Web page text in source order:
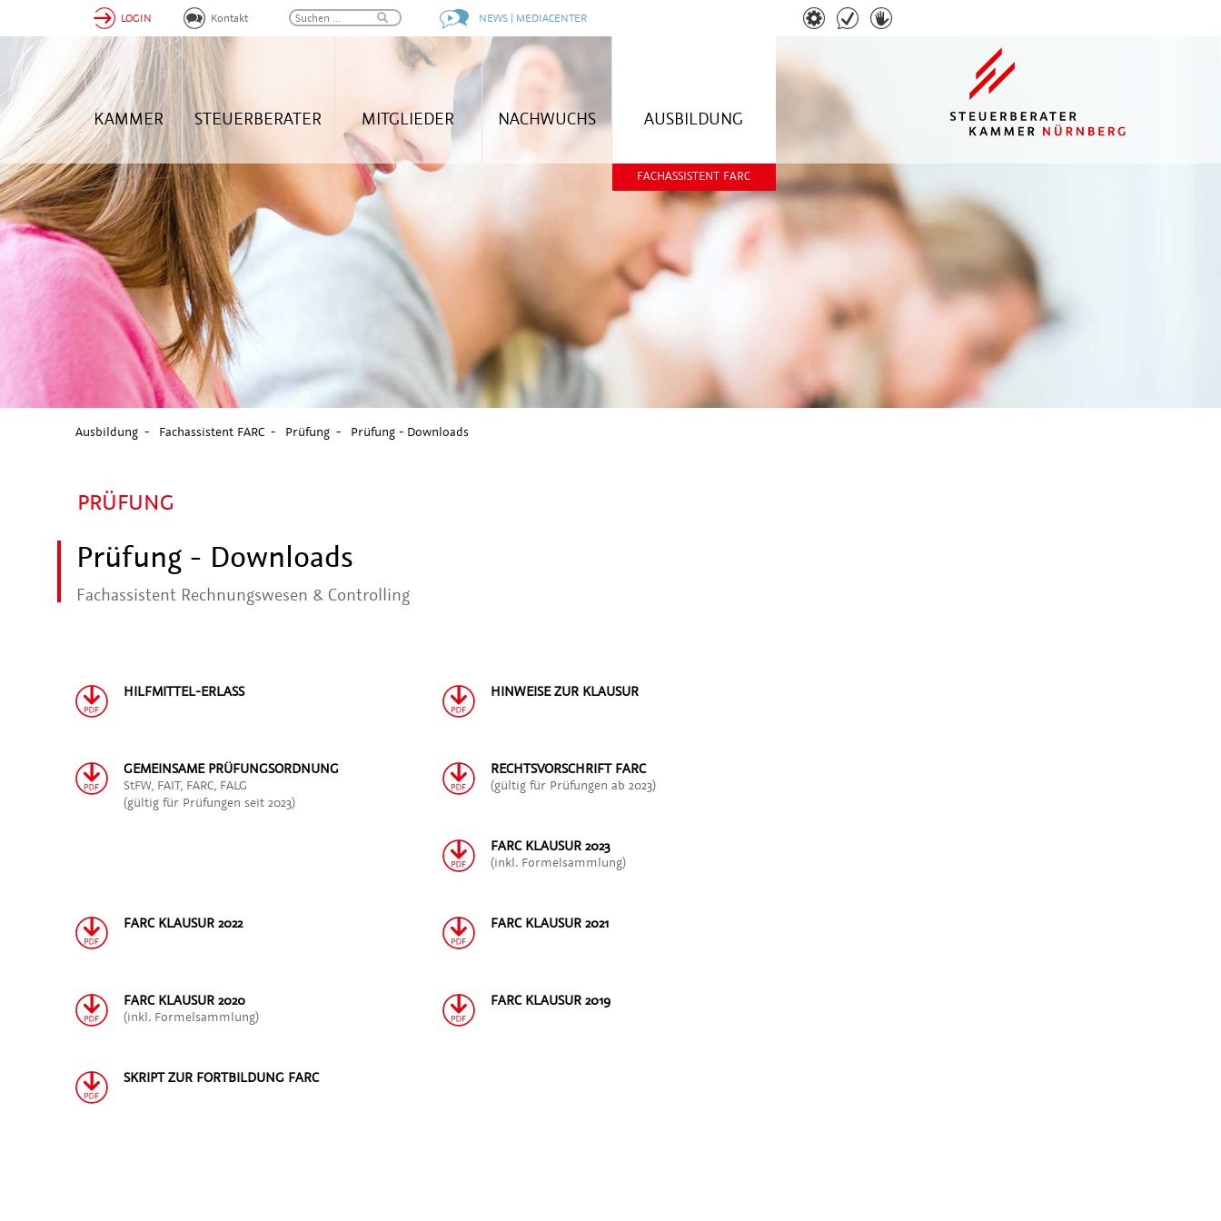
LOGIN Kontakt NEWS | MEDIACENTER
KAMMER STEUERBERATER MITGLIEDER NACHWUCHS AUSBILDUNG
FACHASSISTENT FARC
Ausbildung Fachassistent FARC Prüfung Prüfung - Downloads
PRÜFUNG
Prüfung - Downloads
Fachassistent Rechnungswesen & Controlling
HILFMITTEL-ERLASS HINWEISE ZUR KLAUSUR
GEMEINSAME PRÜFUNGSORDNUNG
StFW, FAIT, FARC, FALG
(gültig für Prüfungen seit 2023)
RECHTSVORSCHRIFT FARC
(gültig für Prüfungen ab 2023)
FARC KLAUSUR 2023
(inkl. Formelsammlung)
FARC KLAUSUR 2022 FARC KLAUSUR 2021
FARC KLAUSUR 2020
(inkl. Formelsammlung)
FARC KLAUSUR 2019
SKRIPT ZUR FORTBILDUNG FARC